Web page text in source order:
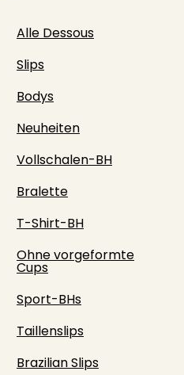
Alle Dessous
Slips
Bodys
Neuheiten
Vollschalen-BH
Bralette
T-Shirt-BH
Ohne vorgeformte
Cups
Sport-BHs
Taillenslips
Brazilian Slips